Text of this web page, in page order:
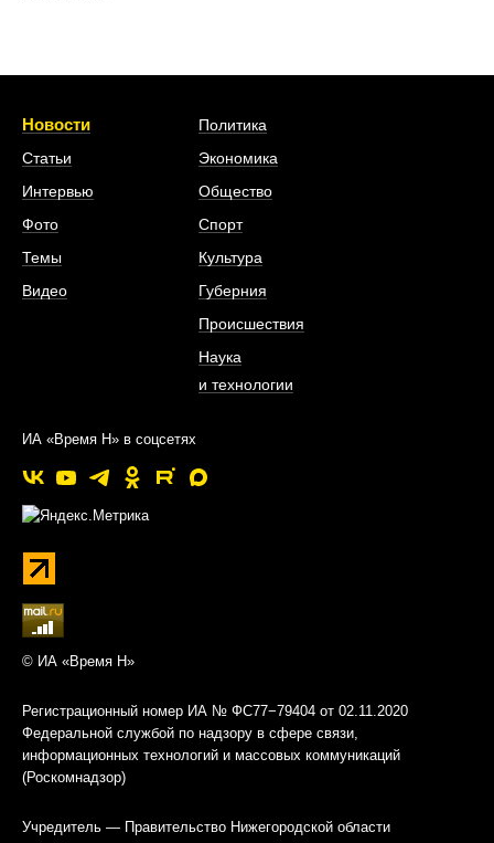
Новости
Статьи
Интервью
Фото
Темы
Видео
Политика
Экономика
Общество
Спорт
Культура
Губерния
Происшествия
Наука
и технологии
ИА «Время Н» в соцсетях
© ИА «Время Н»
Регистрационный номер ИА № ФС77−79404 от 02.11.2020
Федеральной службой по надзору в сфере связи,
информационных технологий и массовых коммуникаций
(Роскомнадзор)
Учредитель — Правительство Нижегородской области